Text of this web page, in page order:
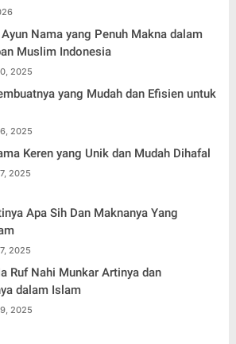
dan Aksi Main Hakim Sendiri
Nama yang Penuh Makna dalam
Muslim Indonesia
2025
yang Mudah dan Efisien untuk
2025
Keren yang Unik dan Mudah Dihafal
2025
Apa Sih Dan Maknanya Yang
2025
Ruf Nahi Munkar Artinya dan
dalam Islam
2025